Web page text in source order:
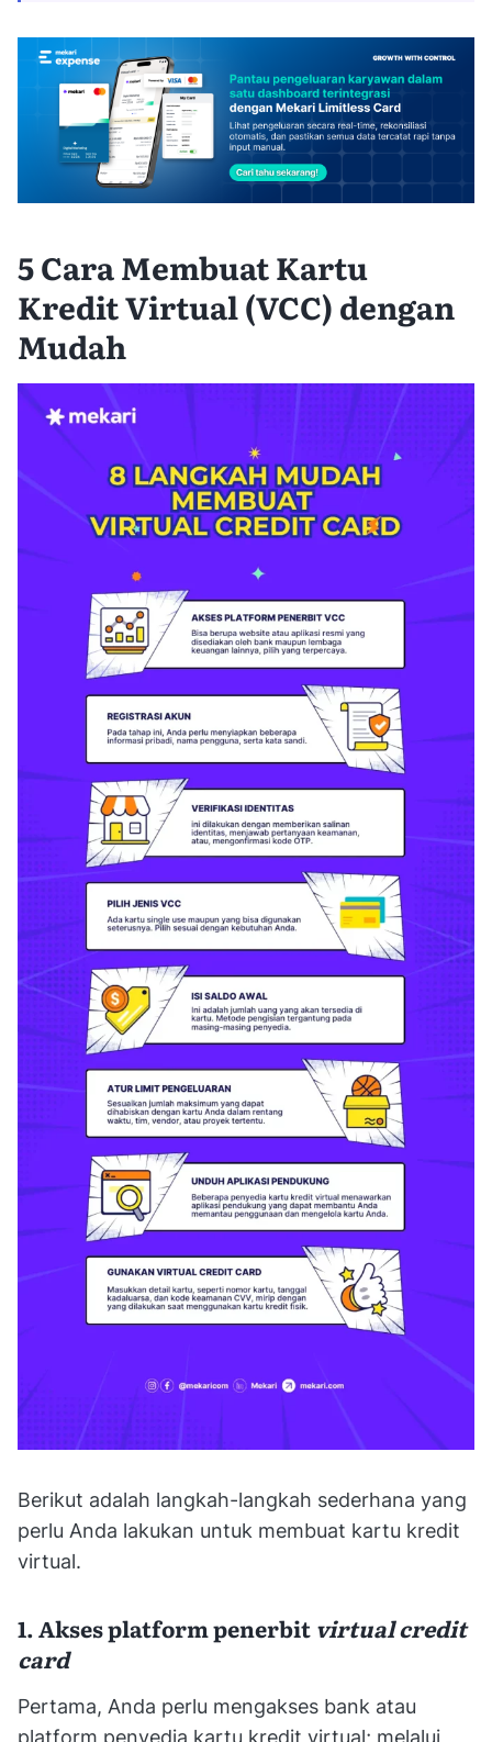
5 Cara Membuat Kartu
Kredit Virtual (VCC) dengan
Mudah
Berikut adalah langkah-langkah sederhana yang
perlu Anda lakukan untuk membuat kartu kredit
virtual.
1. Akses platform penerbit virtual credit
card
Pertama, Anda perlu mengakses bank atau
platform penyedia kartu kredit virtual; melalui